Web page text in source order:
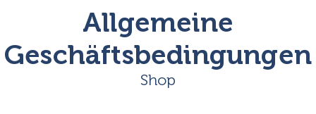
Allgemeine
Geschäftsbedingungen
Shop